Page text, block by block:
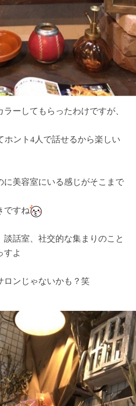
ーしてもらったわけですが、
ホント4人で話せるから楽しい
に美容室にいる感じがそこまで
ですね
談話室、社交的な集まりのこと
すよ
ロンじゃないかも？笑